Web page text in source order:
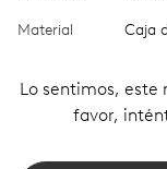
Material Caja
Lo sentimos, este
favor,